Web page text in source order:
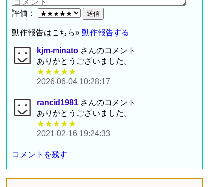
評価：
動作報告はこちら»動作報告する
kjm-minato さんのコメント
ありがとうございました。
★★★★★
2026-06-04 10:28:17
rancid1981 さんのコメント
ありがとうございました。
★★★★★
2021-02-16 19:24:33
コメントを残す